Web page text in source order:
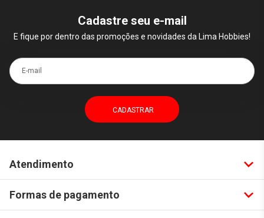
Cadastre seu e-mail
E fique por dentro das promoções e novidades da Lima Hobbies!
E-mail
Atendimento
Formas de pagamento